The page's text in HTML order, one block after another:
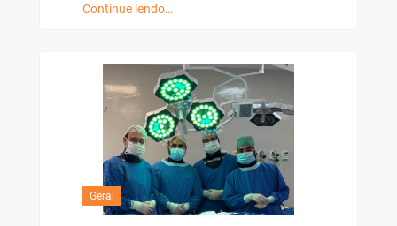
Continue lendo…
Geral